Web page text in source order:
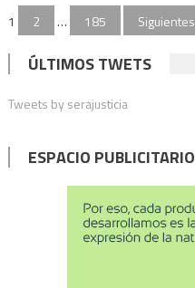
Paginación
de
entradas
1 2 … 185 Siguientes
ÚLTIMOS TWETS
Tweets by serajusticia
ESPACIO PUBLICITARIO